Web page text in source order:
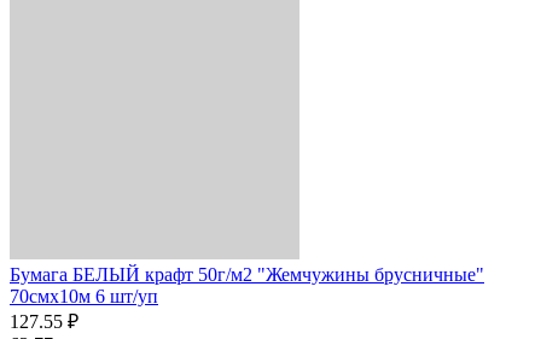
Бумага БЕЛЫЙ крафт 50г/м2 "Жемчужины брусничные"
70смх10м 6 шт/уп
127.55 ₽